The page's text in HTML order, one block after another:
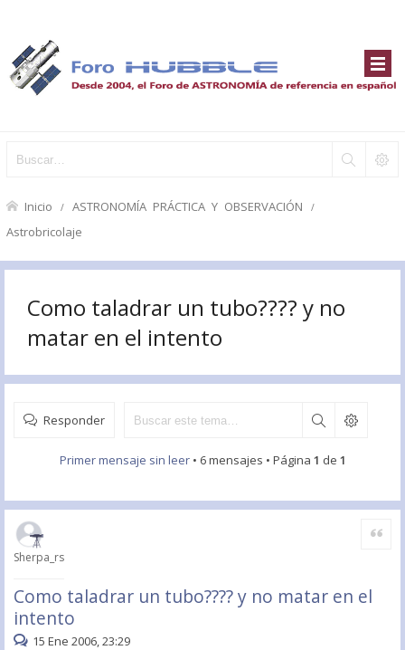
Inicio ASTRONOMÍA PRÁCTICA Y OBSERVACIÓN
Astrobricolaje
Como taladrar un tubo???? y no
matar en el intento
Responder
Primer mensaje sin leer• 6 mensajes • Página 1 de 1
Sherpa_rs
Como taladrar un tubo???? y no matar en el
intento
Citar
15 Ene 2006, 23:29